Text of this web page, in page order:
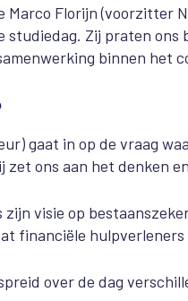
Marco Florijn (voorzitter
studiedag. Zij praten
binnen het
gaat in op de vraag
zet ons aan het denken
visie op
financiële hulpverleners
over de dag